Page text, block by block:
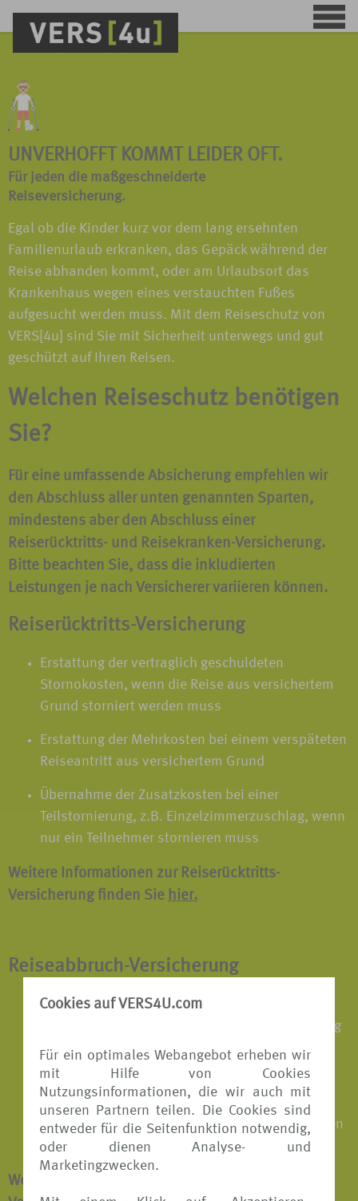
Cookies auf VERS4U.com
Für ein optimales Webangebot erheben wir
mit Hilfe von Cookies
Nutzungsinformationen, die wir auch mit
unseren Partnern teilen. Die Cookies sind
entweder für die Seitenfunktion notwendig,
oder dienen Analyse- und
Marketingzwecken.
UNVERHOFFT KOMMT LEIDER OFT.
Für jeden die maßgeschneiderte
Reiseversicherung.
Egal ob die Kinder kurz vor dem lang ersehnten
Familienurlaub erkranken, das Gepäck während der
Reise abhanden kommt, oder am Urlaubsort das
Krankenhaus wegen eines verstauchten Fußes
aufgesucht werden muss. Mit dem Reiseschutz von
VERS[4u] sind Sie mit Sicherheit unterwegs und gut
geschützt auf Ihren Reisen.
Welchen Reiseschutz benötigen
Sie?
Für eine umfassende Absicherung empfehlen wir
den Abschluss aller unten genannten Sparten,
mindestens aber den Abschluss einer
Reiserücktritts- und
Reisekranken-Versicherung.
Bitte beachten Sie, dass die inkludierten
Leistungen je nach Versicherer variieren können.
Reiserücktritts-Versicherung
Erstattung der vertraglich geschuldeten
Stornokosten, wenn die Reise aus versichertem
Grund storniert werden muss
Erstattung der Mehrkosten bei einem verspäteten
Reiseantritt aus versichertem Grund
Übernahme der Zusatzkosten bei einer
Teilstornierung, z.B. Einzelzimmerzuschlag, wenn
nur ein Teilnehmer stornieren muss
Weitere Informationen zur Reiserücktritts-
Versicherung finden Sie hier.
Reiseabbruch-Versicherung
Erstattung der Mehrkosten für die Rückreise,
wenn die Reise aus versichertem Grund vorzeitig
abgebrochen werden muss
Erstattung der nicht genutzten Reiseleistungen
vor Ort, wenn die Reise aus versichertem Grund
vorzeitig abgebrochen oder unterbrochen werden
muss
Weitere Informationen zur Reiseabbruch-